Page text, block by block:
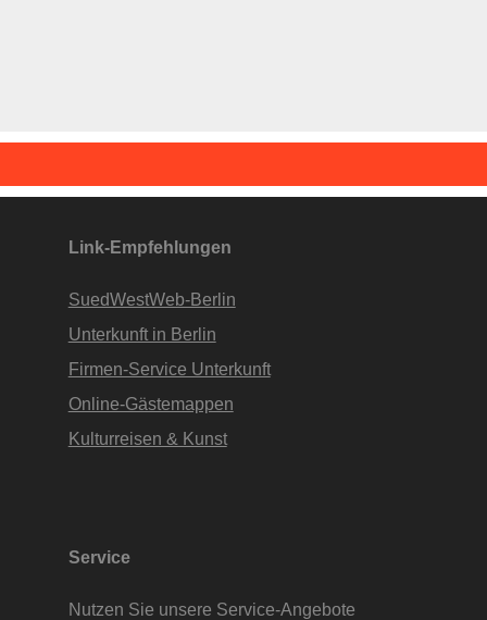
Link-Empfehlungen
SuedWestWeb-Berlin
Unterkunft in Berlin
Firmen-Service Unterkunft
Online-Gästemappen
Kulturreisen & Kunst
Service
Nutzen Sie unsere Service-Angebote